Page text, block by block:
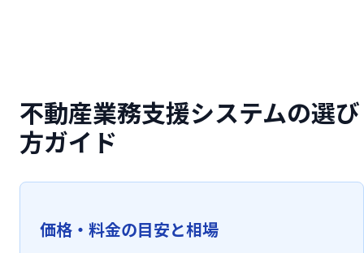
不動産業務支援システムの選び
方ガイド
価格・料金の目安と相場